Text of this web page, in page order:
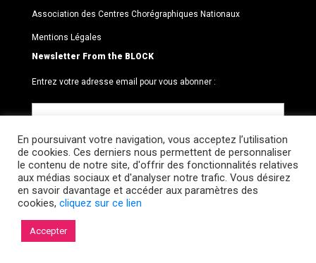
Association des Centres Chorégraphiques Nationaux
Mentions Légales
Newsletter From the BLOCK
Entrez votre adresse email pour vous abonner :
© 2026 Le BLOCK · CCNR. Tous droits réservés.
En poursuivant votre navigation, vous acceptez l’utilisation
de cookies. Ces derniers nous permettent de personnaliser
le contenu de notre site, d'offrir des fonctionnalités relatives
aux médias sociaux et d'analyser notre trafic. Vous désirez
en savoir davantage et accéder aux paramètres des
cookies, cliquez sur ce lien
Accepter